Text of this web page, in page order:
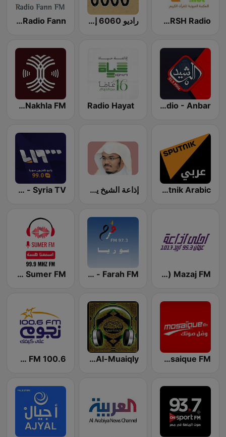
Abdulbasit Abdulsamad WARSH Radio راديو 6060 إف إم Radio Fann (راديو فن)
Al Rasheed Radio - Anbar
Radio Hayat
Al-Nakhla FM
Sputnik Arabic (عربي) إذاعة الشيخ ياسر الدوسري Syria TV - راديو تلفزيون سوريا
Mazaj FM (مزاج إف إم) Farah FM - فرح إف إم Sumer FM (سومر اف ام)
Mosaique FM (موزاييك إف إم) Maher Al-Muaiqly (ماهر المعيقلي) Nogoum FM 100.6 (نجوم فم)